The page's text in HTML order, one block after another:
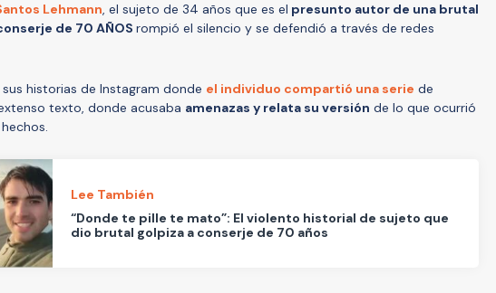
Lehmann, el sujeto de 34 años que es el presunto autor de una brutal
de 70 AÑOS rompió el silencio y se defendió a través de redes
historias de Instagram donde el individuo compartió una serie de
texto, donde acusaba amenazas y relata su versión de lo que ocurrió
Lee También
“Donde te pille te mato”: El violento historial de sujeto que
dio brutal golpiza a conserje de 70 años